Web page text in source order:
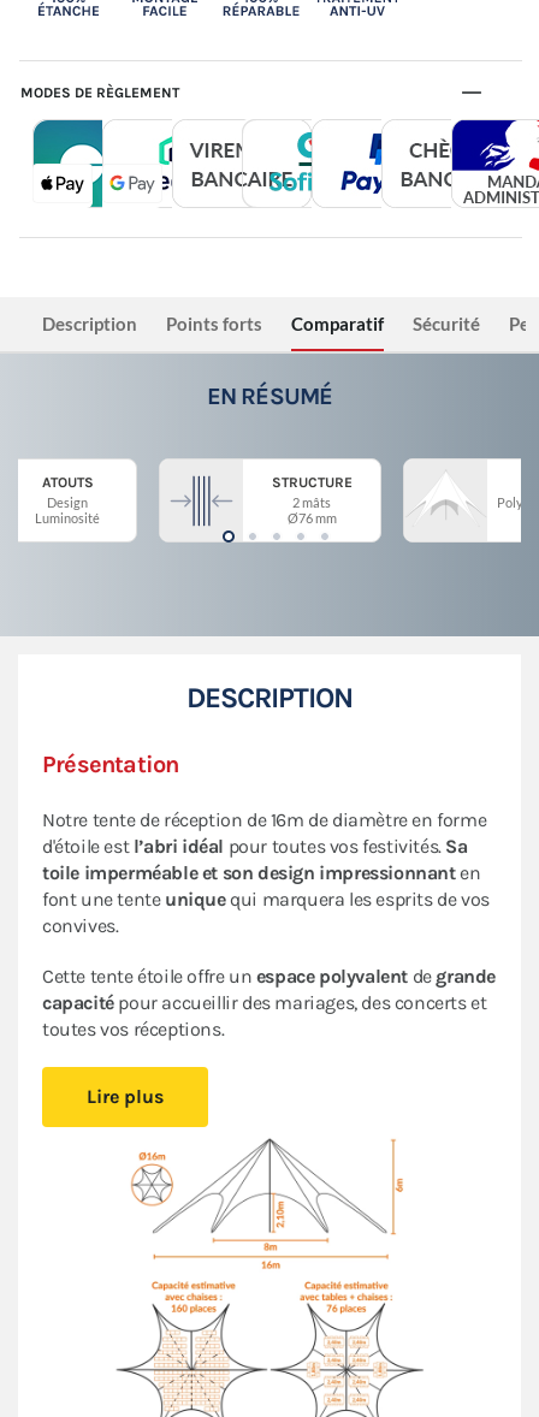
MODES DE RÈGLEMENT
Description Points forts Comparatif Sécurité
EN RÉSUMÉ
ATOUTS
Design
Luminosité
STRUCTURE
2 mâts
Ø76 mm
DESCRIPTION
Présentation
Notre tente de réception de 16m de diamètre en forme
d'étoile est l’abri idéal pour toutes vos festivités. Sa
toile imperméable et son design impressionnanten
font une tente uniquequi marquera les esprits de vos
convives.
Cette tente étoile offre un espace polyvalent de grande
capacitépour accueillir des mariages, des concerts et
toutes vos réceptions.
facilement, en suivant les indications de
montage, ce qui simplifiera la logistique de votre
organisation d’événements . Son
une ambiance conviviale et accueillante. Un espace
que vous pourrez aménager comme bon vous semble.
La forme et la hauteur de cette tente originale vous
assurent unevisibilité unique
lors de tous vos
événements en extérieur.
Pack Fenêtresassorti garantit uneprotection
contre les intempéries. Si besoin, vous
Lire plus